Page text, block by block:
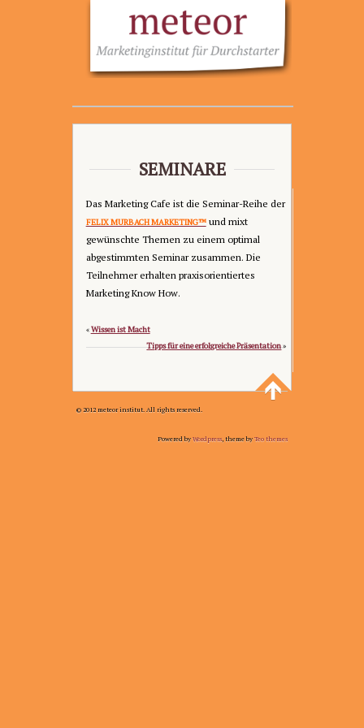
SEMINARE
Das Marketing Cafe ist die Seminar-Reihe der
FELIX MURBACH MARKETING™und mixt
gewünschte Themen zu einem optimal
abgestimmten Seminar zusammen. Die
Teilnehmer erhalten praxisorientiertes
Marketing Know How.
«Wissen ist Macht
Tipps für eine erfolgreiche Präsentation»
© 2012 meteor institut. All rights reserved.
Powered by Wordpress , theme by Teo themes